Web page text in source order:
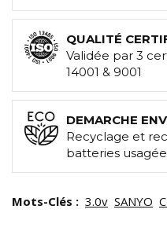
QUALITÉ
Validée par 3
14001 & 9001
DEMARCHE
Recyclage et
batteries
Mots-Clés : 3.0v SANYO